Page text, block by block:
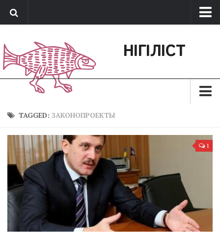
Обратная связь
Поддержать сайт
НІГІЛІСТ
Зараз
Позиція
Дії
Belles lettres
Агітатор
Музика революції
TAGGED: ЗАКОНОПРОЕКТЫ
1